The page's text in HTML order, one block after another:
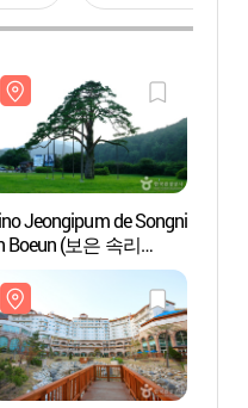
Jeongipum de Songni
Boeun (보은 속리